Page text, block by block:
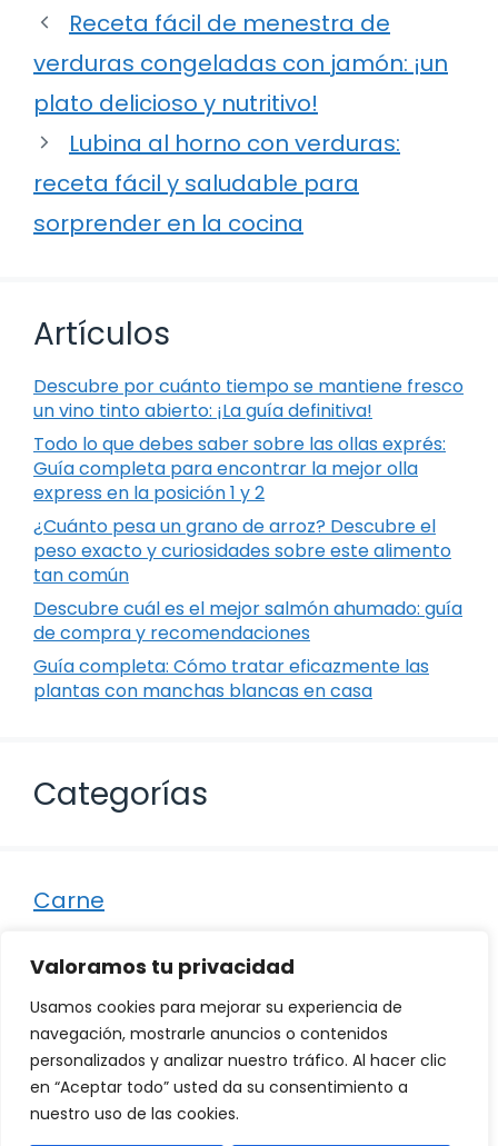
Valoramos tu privacidad
Usamos cookies para mejorar su experiencia de
navegación, mostrarle anuncios o contenidos
personalizados y analizar nuestro tráfico. Al hacer clic
en “Aceptar todo” usted da su consentimiento a
nuestro uso de las cookies.
Receta fácil de menestra de
verduras congeladas con jamón: ¡un
plato delicioso y nutritivo!
Lubina al horno con verduras:
receta fácil y saludable para
sorprender en la cocina
Artículos
Descubre por cuánto tiempo se mantiene fresco
un vino tinto abierto: ¡La guía definitiva!
Todo lo que debes saber sobre las ollas exprés:
Guía completa para encontrar la mejor olla
express en la posición 1 y 2
¿Cuánto pesa un grano de arroz? Descubre el
peso exacto y curiosidades sobre este alimento
tan común
Descubre cuál es el mejor salmón ahumado: guía
de compra y recomendaciones
Guía completa: Cómo tratar eficazmente las
plantas con manchas blancas en casa
Categorías
Carne
Otro
Pescado
Recetas